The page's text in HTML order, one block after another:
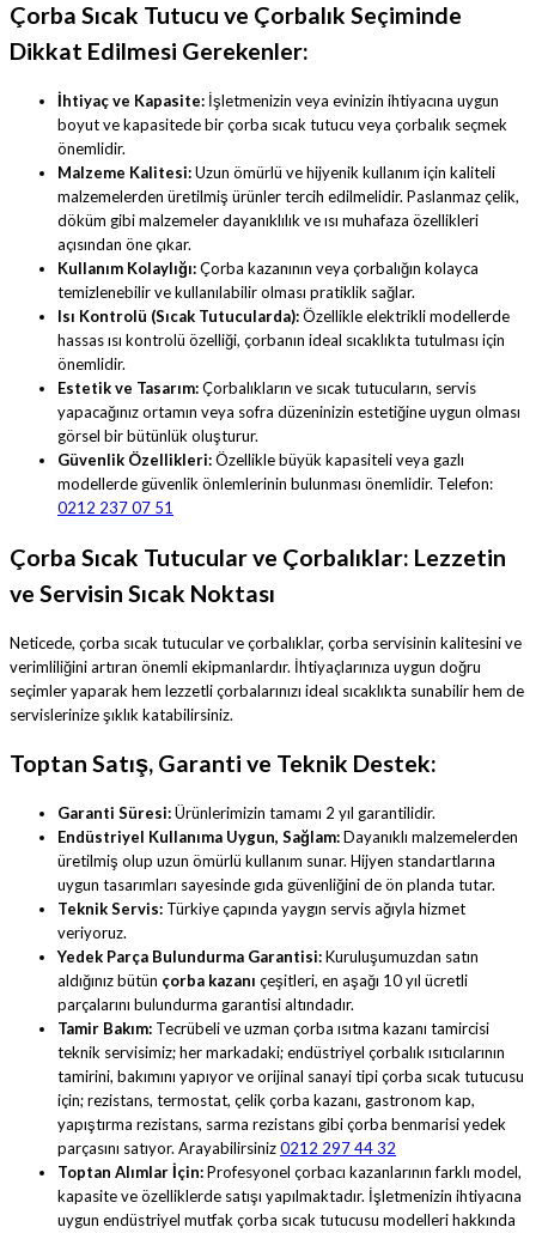
Çorba Sıcak Tutucu ve Çorbalık Seçiminde
Dikkat Edilmesi Gerekenler:
İhtiyaç ve Kapasite: İşletmenizin veya evinizin ihtiyacına uygun
boyut ve kapasitede bir çorba sıcak tutucu veya çorbalık seçmek
önemlidir.
Malzeme Kalitesi:Uzun ömürlü ve hijyenik kullanım için kaliteli
malzemelerden üretilmiş ürünler tercih edilmelidir. Paslanmaz çelik,
döküm gibi malzemeler dayanıklılık ve ısı muhafaza özellikleri
açısından öne çıkar.
Kullanım Kolaylığı:Çorba kazanının veya çorbalığın kolayca
temizlenebilir ve kullanılabilir olması pratiklik sağlar.
Isı Kontrolü (Sıcak Tutucularda):Özellikle elektrikli modellerde
hassas ısı kontrolü özelliği, çorbanın ideal sıcaklıkta tutulması için
önemlidir.
Estetik ve Tasarım:Çorbalıkların ve sıcak tutucuların, servis
yapacağınız ortamın veya sofra düzeninizin estetiğine uygun olması
görsel bir bütünlük oluşturur.
Güvenlik Özellikleri:Özellikle büyük kapasiteli veya gazlı
modellerde güvenlik önlemlerinin bulunması önemlidir. Telefon:
0212 237 07 51
Çorba Sıcak Tutucular ve Çorbalıklar: Lezzetin
ve Servisin Sıcak Noktası
Neticede, çorba sıcak tutucular ve çorbalıklar, çorba servisinin kalitesini ve
verimliliğini artıran önemli ekipmanlardır. İhtiyaçlarınıza uygun doğru
seçimler yaparak hem lezzetli çorbalarınızı ideal sıcaklıkta sunabilir hem de
servislerinize şıklık katabilirsiniz.
Toptan Satış, Garanti ve Teknik Destek:
Garanti Süresi:Ürünlerimizin tamamı 2 yıl garantilidir.
Endüstriyel Kullanıma Uygun, Sağlam:Dayanıklı malzemelerden
üretilmiş olup uzun ömürlü kullanım sunar. Hijyen standartlarına
uygun tasarımları sayesinde gıda güvenliğini de ön planda tutar.
Teknik Servis: Türkiye çapında yaygın servis ağıyla hizmet
veriyoruz.
Yedek Parça Bulundurma Garantisi:Kuruluşumuzdan satın
aldığınız bütün çorba kazanı çeşitleri, en aşağı 10 yıl ücretli
parçalarını bulundurma garantisi altındadır.
Tamir Bakım: Tecrübeli ve uzman çorba ısıtma kazanı tamircisi
teknik servisimiz; her markadaki; endüstriyel çorbalık ısıtıcılarının
tamirini, bakımını yapıyor ve orijinal sanayi tipi çorba sıcak tutucusu
için; rezistans, termostat, çelik çorba kazanı, gastronom kap,
yapıştırma rezistans, sarma rezistans gibi çorba benmarisi yedek
parçasını satıyor. Arayabilirsiniz0212 297 44 32
Toptan Alımlar İçin:Profesyonel çorbacı kazanlarının farklı model,
kapasite ve özelliklerde satışı yapılmaktadır. İşletmenizin ihtiyacına
uygun endüstriyel mutfak çorba sıcak tutucusu modelleri hakkında